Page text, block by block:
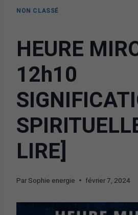
NON CLASSÉ
HEURE
12h10
LIRE]
Par Sophie energie février 7, 2024